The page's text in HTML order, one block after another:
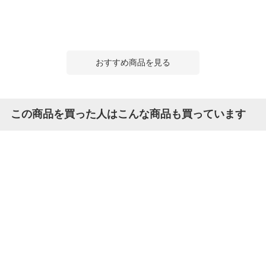
おすすめ商品を見る
この商品を買った人はこんな商品も買っています